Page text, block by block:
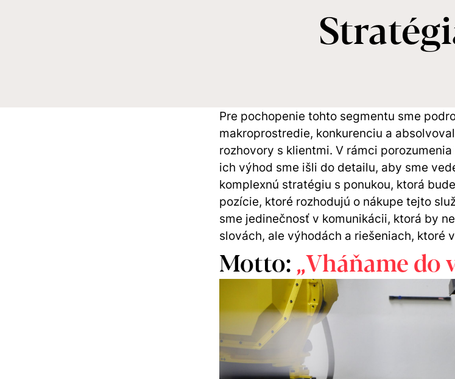
Pre pochopenie tohto segmentu sme
makroprostredie, konkurenciu a
rozhovory s klientmi. V rámci
ich výhod sme išli do detailu, aby sme
komplexnú stratégiu s ponukou, ktorá
pozície, ktoré rozhodujú o nákupe tejto
sme jedinečnosť v komunikácii, ktorá by
slovách, ale výhodách a riešeniach, ktoré
Motto: „Vháňame do